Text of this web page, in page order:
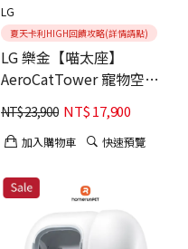
LG
夏天卡利HIGH回饋攻略(詳情請點)
LG 樂金【喵太座】
AeroCatTower 寵物空氣
清淨機 (智慧加熱貓窩/寵
物秤/AS251CBZ0)
NT$23,900 NT$17,900
加入購物車 快速預覽